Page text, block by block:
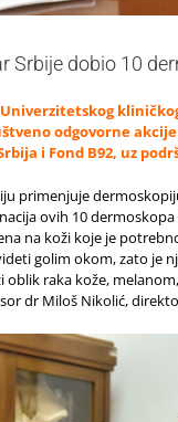
Srbije dobio 10
odgovorne
i Fond B92, uz
primenjuje
ovih 10
na koži koje je
golim okom, zato je
oblik raka kože,
dr Miloš Nikolić,